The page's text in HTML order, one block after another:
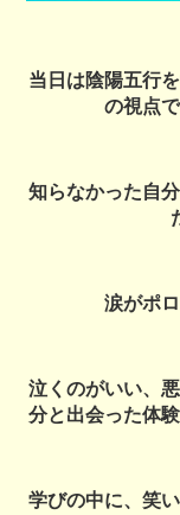
当日は陰陽五行
の視点
知らなかった自
涙がポ
泣くのがいい、
分と出会った体
学びの中に、笑